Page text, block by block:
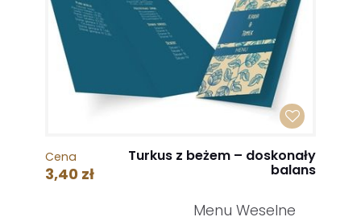
Cena
3,40 zł
Turkus z beżem – doskonały
balans
Menu Weselne